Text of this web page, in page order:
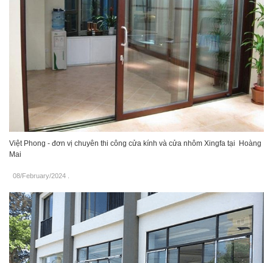
Việt Phong - đơn vị chuyên thi công cửa kính và cửa nhôm Xingfa tại Hoàng
Mai
08/February/2024 .